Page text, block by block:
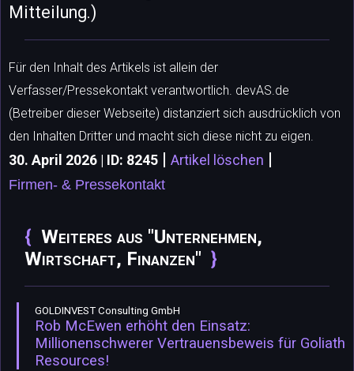
Mitteilung.)
Für den Inhalt des Artikels ist allein der
Verfasser/Pressekontakt verantwortlich. devAS.de
(Betreiber dieser Webseite) distanziert sich ausdrücklich von
den Inhalten Dritter und macht sich diese nicht zu eigen.
30. April 2026 | ID: 8245 | Artikel löschen |
Firmen- & Pressekontakt
Weiteres aus "Unternehmen,
Wirtschaft, Finanzen"
GOLDINVEST Consulting GmbH
Rob McEwen erhöht den Einsatz:
Millionenschwerer Vertrauensbeweis für Goliath
Resources!